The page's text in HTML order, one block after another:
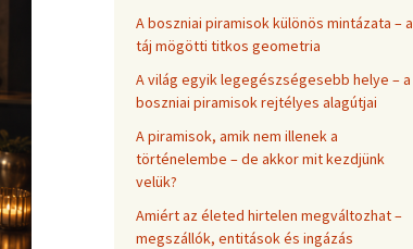
A boszniai piramisok különös mintázata – a
táj mögötti titkos geometria
A világ egyik legegészségesebb helye – a
boszniai piramisok rejtélyes alagútjai
A piramisok, amik nem illenek a
történelembe – de akkor mit kezdjünk
velük?
Amiért az életed hirtelen megváltozhat –
megszállók, entitások és ingázás